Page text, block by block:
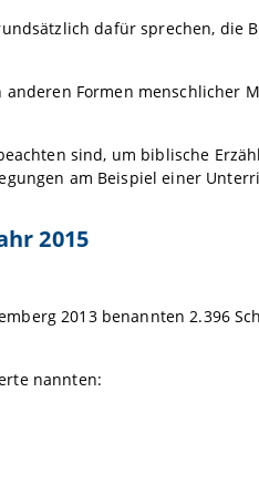
dafür sprechen,
anderen Formen
sind, um biblische
am Beispiel einer
2015
2013 benannten 2.396
nannten: